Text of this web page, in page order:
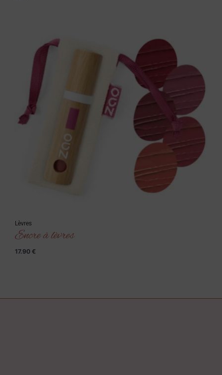
Lèvres
Encre à lèvres
17.90 €